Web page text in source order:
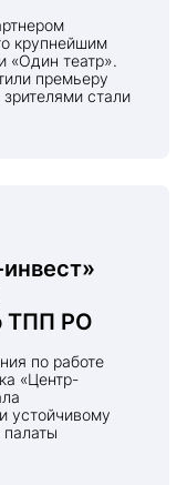
крупнейшим
«Один театр».
премьеру
стали
ТПП РО
«Центр-
устойчивому